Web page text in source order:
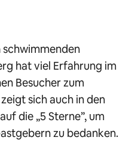
hat viel Erfahrung im
Besucher zum
sich auch in den
die „5 Sterne”, um
zu bedanken.